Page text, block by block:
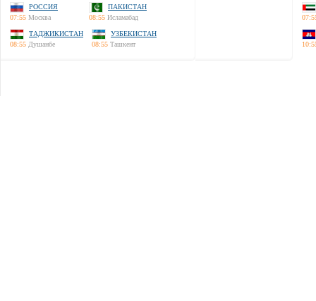
РОССИЯ
07:55 Москва
ПАКИСТАН
08:55 Исламабад
ТАДЖИКИСТАН
08:55 Душанбе
УЗБЕКИСТАН
08:55 Ташкент